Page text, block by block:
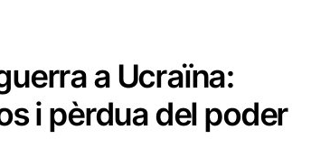
a Ucraïna:
i pèrdua del poder